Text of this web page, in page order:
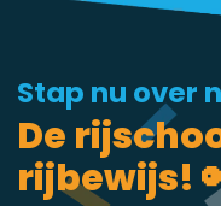
Stap nu over
De
rijbewijs!